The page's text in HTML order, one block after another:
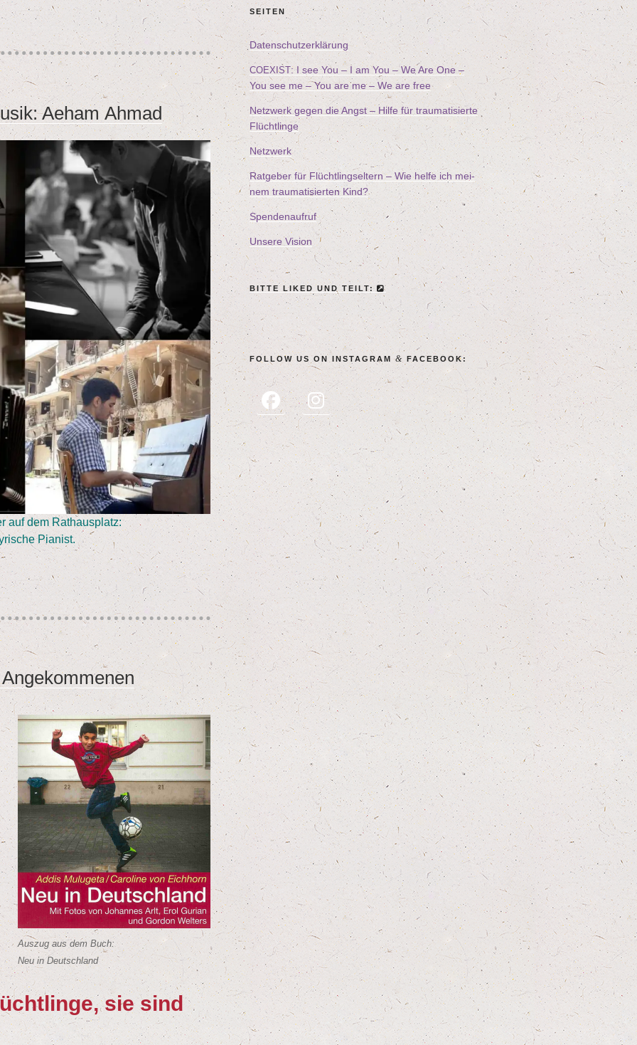
Aeham Ahmad
auf dem Rathausplatz:
Pianist.
Aus­zug aus dem Buch:
Neu in Deutschland
sie sind
SEI­TEN
Daten­schutz­er­klä­rung
COEXIST : I see You – I am You – We Are One –
You see me – You are me – We are free
Netz­werk gegen die Angst – Hil­fe für trau­ma­ti­sier­te
Flüchtlinge
Netz­werk
Rat­ge­ber für Flücht­lings­el­tern – Wie hel­fe ich mei­
nem trau­ma­ti­sier­ten Kind?
Spen­den­auf­ruf
Unse­re Vision
BIT­TE LIK­ED UND TEILT:
FOL­LOW US ON INSTA­GRAM& FACEBOOK: